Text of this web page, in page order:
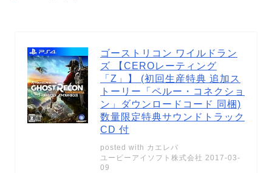
ゴーストリコン ワイルドラン
ズ 【CEROレーティング
「Z」】 (初回生産特典 追加ス
トーリー「ペルー・コネクショ
ン」ダウンロードコード 同梱)
数量限定特典サウンドトラック
CD 付
posted with カエレバ
ユービーアイソフト株式会社 2017-03-
09